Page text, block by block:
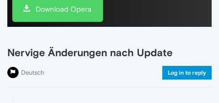
Download Opera
Nervige Änderungen nach Update
Deutsch Log in to reply